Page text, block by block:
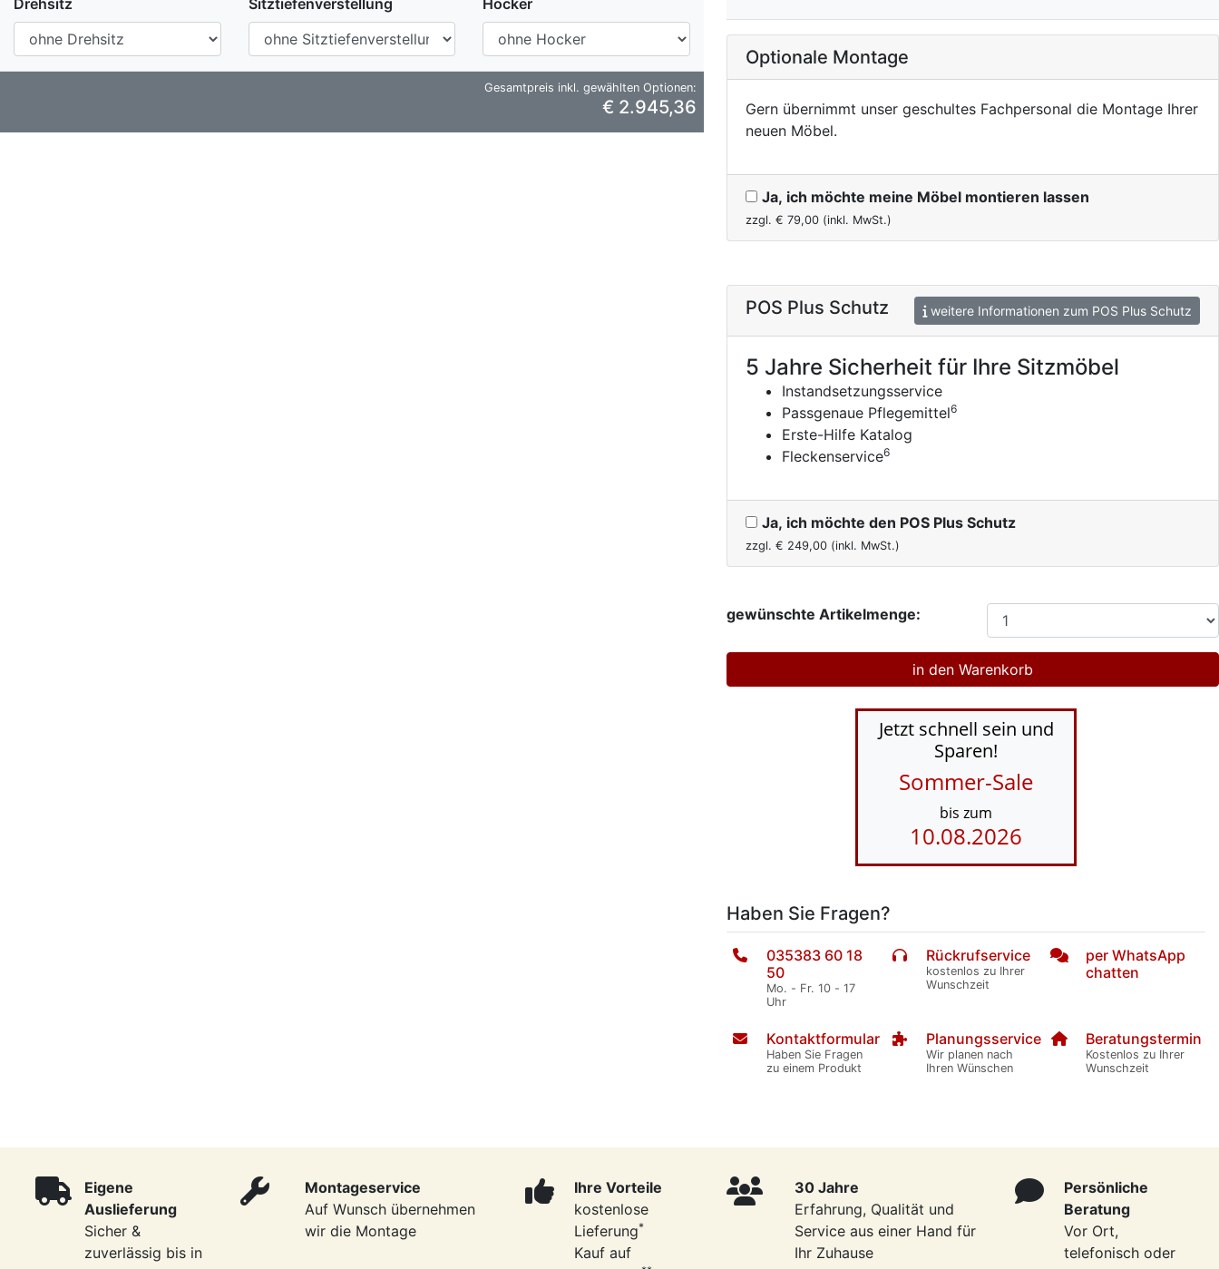
Gesamtpreis inkl. gewählten Optionen:
€ 2.945,36
Optionale Montage
Gern übernimmt unser geschultes Fachpersonal die Montage Ihrer
neuen Möbel.
Ja, ich möchte meine Möbel montieren lassen
zzgl. € 79,00 (inkl. MwSt.)
POS Plus Schutz weitere Informationen zum POS Plus Schutz
5 Jahre Sicherheit für Ihre Sitzmöbel
Instandsetzungsservice
Passgenaue Pflegemittel6
Erste-Hilfe Katalog
Fleckenservice6
Ja, ich möchte den POS Plus Schutz
zzgl. € 249,00 (inkl. MwSt.)
gewünschte Artikelmenge:
Jetzt schnell sein und
Sparen!
Sommer-Sale
bis zum
10.08.2026
Haben Sie Fragen?
035383 60 18
50
Mo. - Fr. 10 - 17
Uhr
Rückrufservice
kostenlos zu Ihrer
Wunschzeit
per WhatsApp
chatten
Kontaktformular
Haben Sie Fragen
zu einem Produkt
Planungsservice
Wir planen nach
Ihren Wünschen
Beratungstermin
Kostenlos zu Ihrer
Wunschzeit
Eigene
Auslieferung
Sicher &
zuverlässig bis in
Montageservice
Auf Wunsch übernehmen
wir die Montage
Ihre Vorteile
kostenlose
Lieferung*
Kauf auf
30 Jahre
Erfahrung, Qualität und
Service aus einer Hand für
Ihr Zuhause
Persönliche
Beratung
Vor Ort,
telefonisch oder